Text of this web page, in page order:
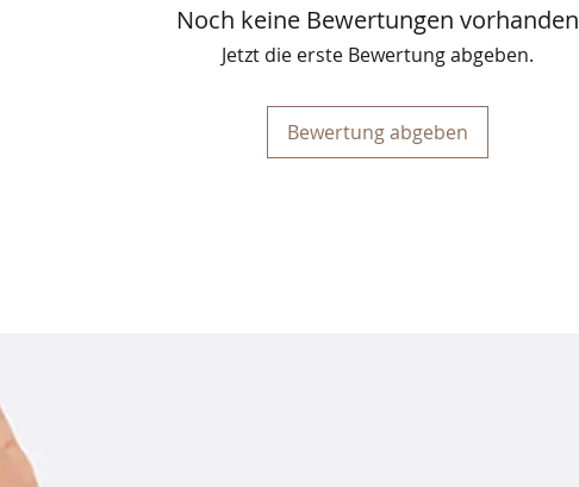
Noch keine Bewertungen vorhanden
Jetzt die erste Bewertung abgeben.
Bewertung abgeben